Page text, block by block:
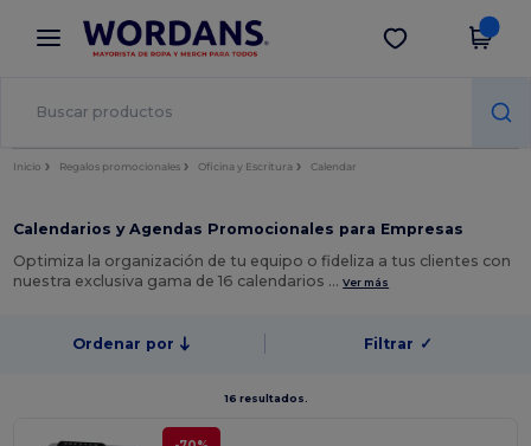
× App de Wordans
¡Mejores precios en app!
Descargar app
Inicio Regalos promocionales Oficina y Escritura Calendar
Calendarios y Agendas Promocionales para Empresas
Optimiza la organización de tu equipo o fideliza a tus clientes con
nuestra exclusiva gama de 16 calendarios …Ver más
Ordenar por Filtrar ✓
16 resultados.